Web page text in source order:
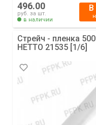
496.00
руб. за шт.
в наличии
В
Стрейч - пленка
НЕТТО 21535 [1/6]